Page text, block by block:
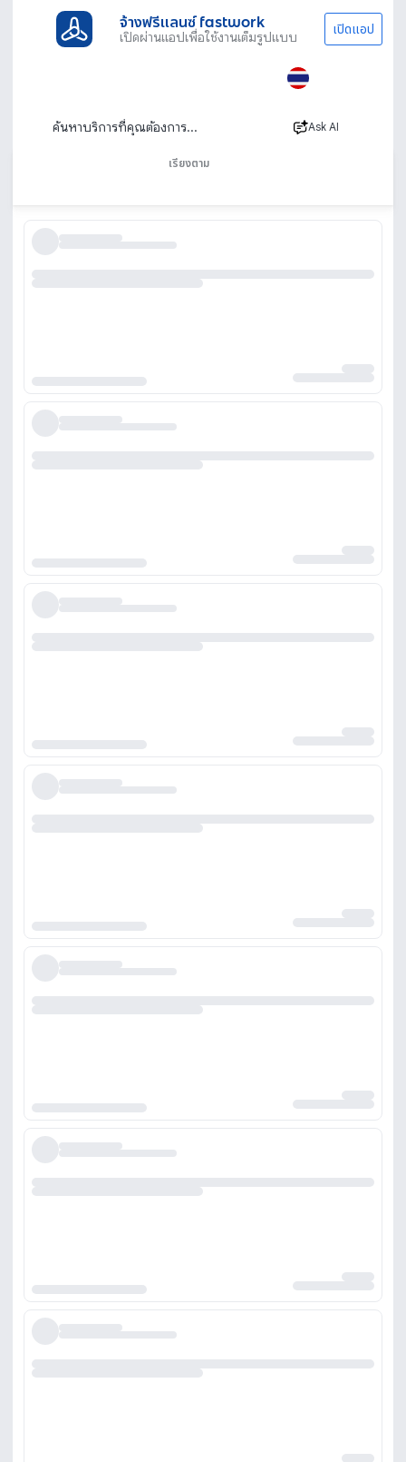
จ้างฟรีแลนซ์ fastwork
เปิดผ่านแอปเพื่อใช้งานเต็มรูปแบบ เปิดแอป
Ask AI
หางานแอดมินออนไลน์ ทําที่บ้าน Admin Online
แอดมินเพจ ตอบแชท
เรียงตาม